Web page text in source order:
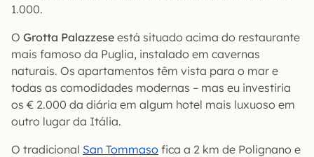
1.000.
O Grotta Palazzese está situado acima do restaurante
mais famoso da Puglia, instalado em cavernas
naturais. Os apartamentos têm vista para o mar e
todas as comodidades modernas – mas eu investiria
os € 2.000 da diária em algum hotel mais luxuoso em
outro lugar da Itália.
O tradicional San Tommaso fica a 2 km de Polignano e